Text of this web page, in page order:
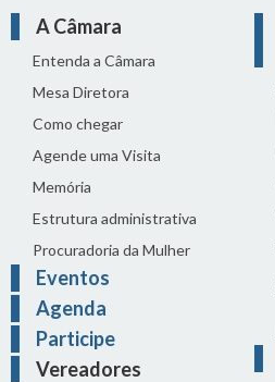
A Câmara
Entenda a Câmara
Mesa Diretora
Como chegar
Agende uma Visita
Memória
Estrutura administrativa
Procuradoria da Mulher
Eventos
Agenda
Participe
Vereadores